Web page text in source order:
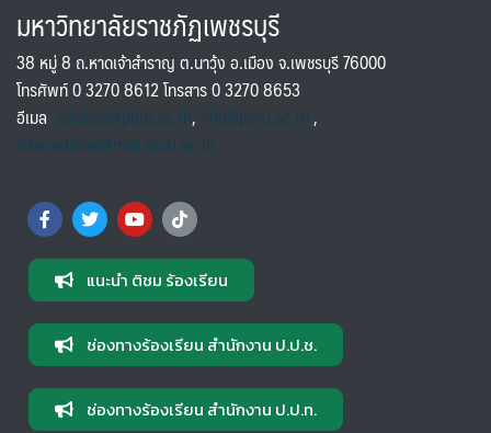
มหาวิทยาลัยราชภัฏเพชรบุรี
38 หมู่ 8 ถ.หาดเจ้าสำราญ ต.นาวุ้ง อ.เมือง จ.เพชรบุรี 76000
โทรศัพท์ 0 3270 8612 โทรสาร 0 3270 8653
อีเมล saraban@pbru.ac.th, info@pbru.ac.th,
international@mail.pbru.ac.th
แนะนำ ติชม ร้องเรียน
ช่องทางร้องเรียน สำนักงาน ป.ป.ช.
ช่องทางร้องเรียน สำนักงาน ป.ป.ท.